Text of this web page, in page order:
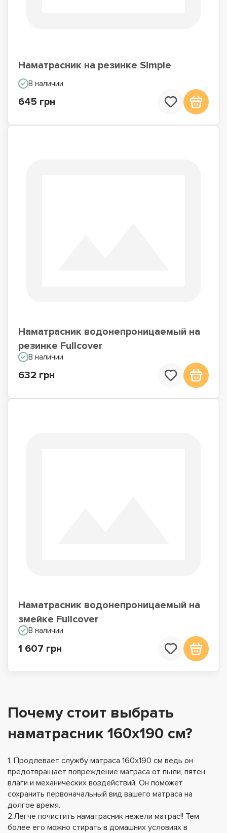
Наматрасник на резинке Simple
В наличии
645 грн
Наматрасник водонепроницаемый на
резинке Fullcover
В наличии
632 грн
Наматрасник водонепроницаемый на
змейке Fullcover
В наличии
1 607 грн
Почему стоит выбрать
наматрасник 160х190 см?
1. Продлевает службу матраса 160x190 см ведь он
предотвращает повреждение матраса от пыли, пятен,
влаги и механических воздействий. Он поможет
сохранить первоначальный вид вашего матраса на
долгое время.
2.Легче почистить наматрасник нежели матрас!! Тем
более его можно стирать в домашних условиях в